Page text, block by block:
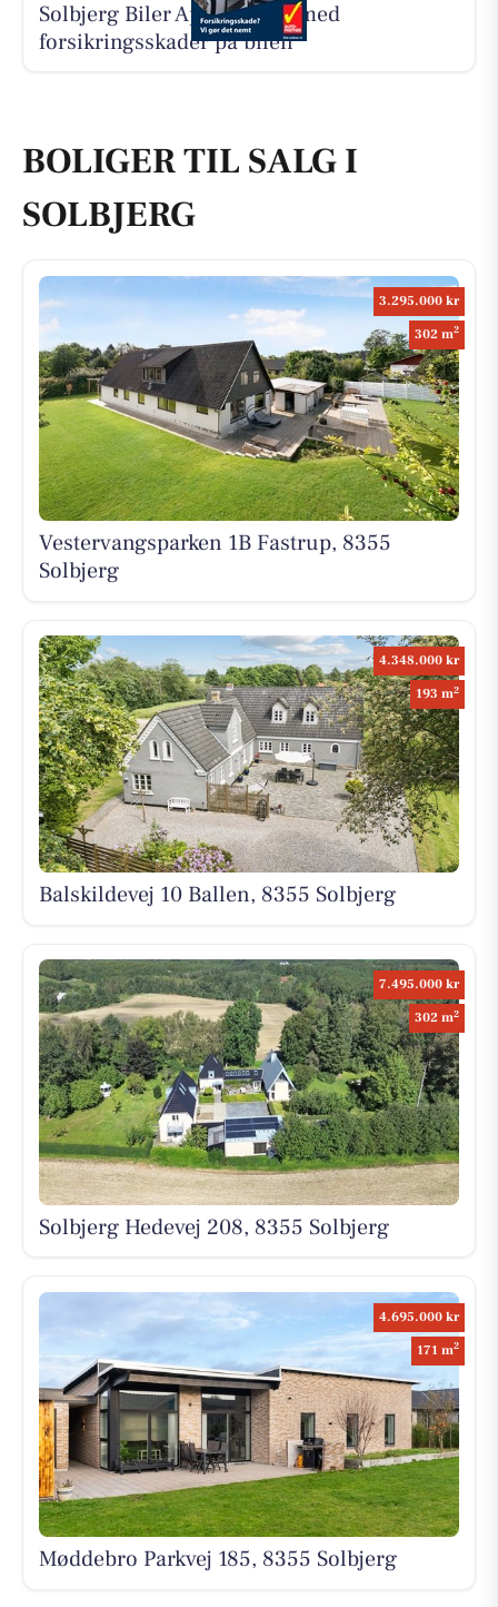
Solbjerg Biler ApS hjælper med
forsikringsskader på bilen
BOLIGER TIL SALG I
SOLBJERG
3.295.000 kr
302 m2
Vestervangsparken 1B Fastrup, 8355
Solbjerg
4.348.000 kr
193 m2
Balskildevej 10 Ballen, 8355 Solbjerg
7.495.000 kr
302 m2
Solbjerg Hedevej 208, 8355 Solbjerg
4.695.000 kr
171 m2
Møddebro Parkvej 185, 8355 Solbjerg